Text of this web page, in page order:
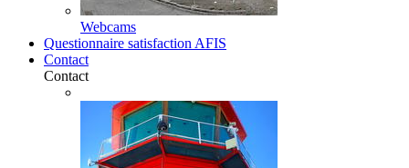
Webcams
Questionnaire satisfaction AFIS
Contact
Contact